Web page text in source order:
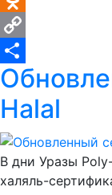
Odnoklassniki
Copy
Link
Отправить
Halal
В дни Уразы
халяль-